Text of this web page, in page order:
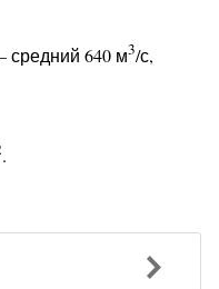
средний 640 м3/с,
.
Вперед